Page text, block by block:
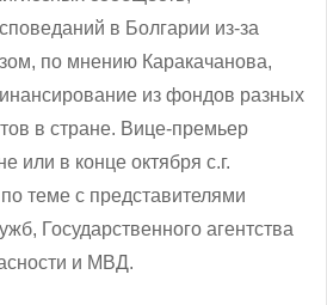
в Болгарии из-за
по мнению Каракачанова,
из фондов разных
в стране. Вице-премьер
или в конце октября с.г.
теме с представителями
Государственного агентства
и МВД.